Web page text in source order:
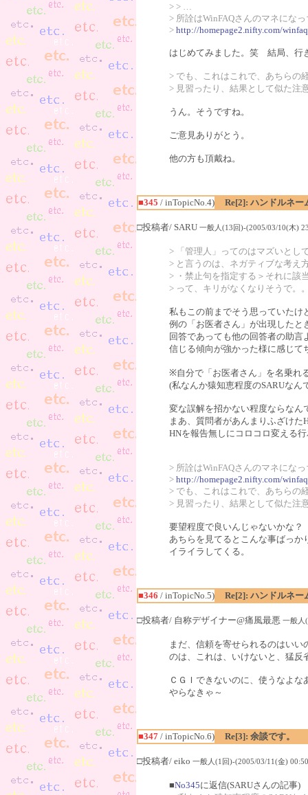
> > …
> 所詮はWinFAQさんのマネにな
> http://homepage2.nifty.com/
はじめてみました。笑 結局、行
> でも、これはこれで、あちらの
> 見習ったり、結果として似た注
うん。そうですね。
ご意見ありがとう。
他の方も頂戴ね。
■345 / inTopicNo.4) Re[2]: ハンドルネー
□投稿者/ SARU 一般人(13回)-(2005/03/10(木)
> 「管理人」ってのはマズいとし
> と言うのは、ネガティブな考え
> ・禁止句を指定する＞それに該
> って、キリがなくなりそうで。
私もこの前までそう思っていたけ
例の「お医者さん」が出現したと
回答であっても他の回答者の助言
信じる傾向が強かった様に感じて
※自分で「お医者さん」を名乗れ
(私なんか猿知恵程度のSARUなん
変な誤解を招かない程度ならなん
まあ、質問者があんまりふざけ
HNを報告無しにコロコロ変える
> 所詮はWinFAQさんのマネにな
> http://homepage2.nifty.com/
> でも、これはこれで、あちらの
> 見習ったり、結果として似た注
要望程度で良いんじゃないかな？
あちらを見てるとこんな事ばっか
イライラしてくる。
■346 / inTopicNo.5) Re[2]: ハンドルネー
□投稿者/ 自称デザイナー@痛風最悪 一般人
まだ、信頼を寄せられるのはい
のは、これは、いけないと、猛反
ＣＧＩできないのに、使うなよ
やらなきゃ～
■347 / inTopicNo.6) Re[3]: 余談です。
□投稿者/ eiko 一般人(1回)-(2005/03/11(金)
■No345に返信(SARUさんの記事)